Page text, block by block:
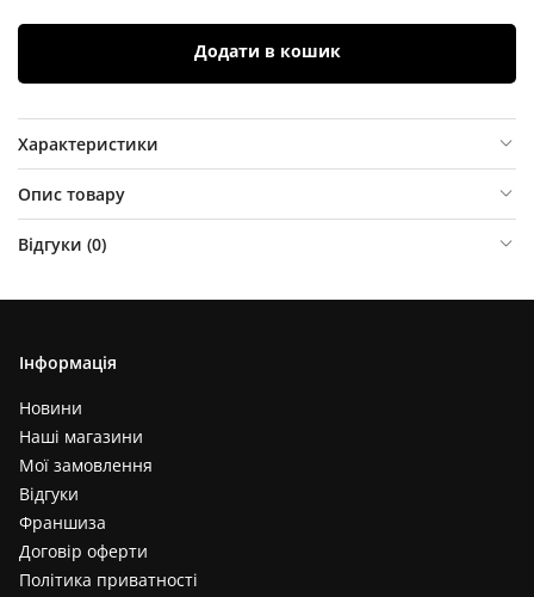
Додати в кошик
Характеристики
Опис товару
Відгуки (0)
Інформація
Новини
Наші магазини
Мої замовлення
Відгуки
Франшиза
Договір оферти
Політика приватності